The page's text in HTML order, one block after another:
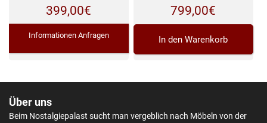
399,00€
Informationen Anfragen
799,00€
In den Warenkorb
Über uns
Beim Nostalgiepalast sucht man vergeblich nach Möbeln von der